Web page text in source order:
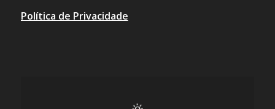
Política de Privacidade